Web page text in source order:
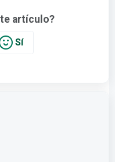
artículo?
Sí